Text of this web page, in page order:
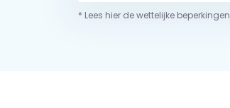
* Lees hier de wettelijke beperkingen